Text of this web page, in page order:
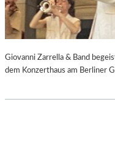
Giovanni Zarrella & Band
dem Konzerthaus am Berliner